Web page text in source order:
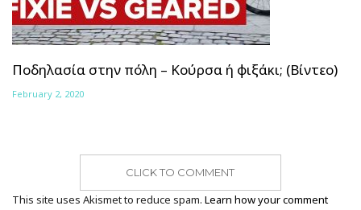
Ποδηλασία στην πόλη – Κούρσα ή φιξάκι; (Βίντεο)
February 2, 2020
CLICK TO COMMENT
This site uses Akismet to reduce spam. Learn how your comment